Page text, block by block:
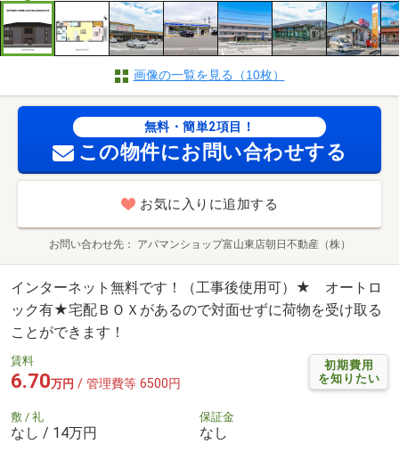
画像の一覧を見る（10枚）
無料・簡単2項目！
この物件にお問い合わせする
お気に入りに追加する
お問い合わせ先 アパマンショップ富山東店朝日不動産（株）
インターネット無料です！（工事後使用可）★ オートロ
ック有★宅配ＢＯＸがあるので対面せずに荷物を受け取る
ことができます！
初期費用
を知りたい
賃料
6.70万円 / 管理費等 6500円
敷 / 礼
なし / 14万円
保証金
なし